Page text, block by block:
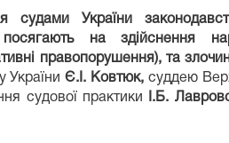
судами України
посягають на здійснення
правопорушення), та
УкраїниЄ.І. Ковтюк,суддею
судової практики І.Б.